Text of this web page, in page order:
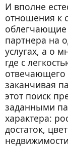
И вполне
отношения к
облегчающие
партнера на
услугах, а о
где с
заканчивая
этот поиск
заданными
характера:
достаток,